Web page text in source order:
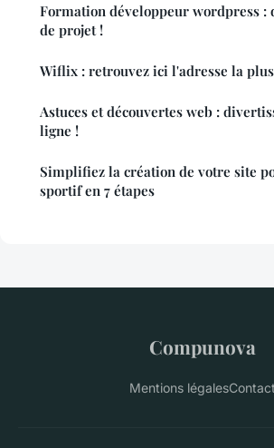
Formation développeur wordpress :
de projet !
Wiflix : retrouvez ici l'adresse la
Astuces et découvertes web :
ligne !
Simplifiez la création de votre site
sportif en 7 étapes
Compunova
Mentions légalesContact